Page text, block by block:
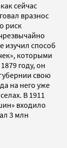
сейчас
вразнос
риск
изучил способ
которыми
году, он
свою
на него уже
В 1911
входило
3 млн